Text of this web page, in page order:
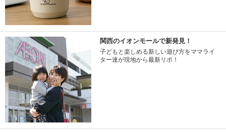
関西のイオンモールで新発見！
子どもと楽しめる新しい遊び方をママライ
ター達が現地から最新リポ！